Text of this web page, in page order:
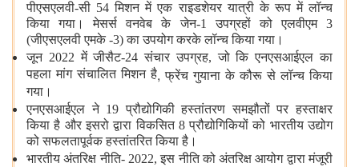
पीएसएलवी-सी 54 मिशन में एक राइडशेयर यात्री के रूप में लॉन्च
किया गया। मेसर्स वनवेब के जेन-1 उपग्रहों को एलवीएम 3
(जीएसएलवी एमके -3) का उपयोग करके लॉन्च किया गया।
जून 2022 में जीसैट-24 संचार उपग्रह, जो कि एनएसआईएल का
पहला मांग संचालित मिशन है,फ्रेंच गुयाना के कौरू से लॉन्च किया
गया।
एनएसआईएल ने 19 प्रौद्योगिकी हस्तांतरण समझौतों पर हस्ताक्षर
किया है और इसरो द्वारा विकसित 8 प्रौद्योगिकियों को भारतीय उद्योग
को सफलतापूर्वक हस्तांतरित किया है।
भारतीय अंतरिक्ष नीति- 2022, इस नीति को अंतरिक्ष आयोग द्वारा मंजूरी